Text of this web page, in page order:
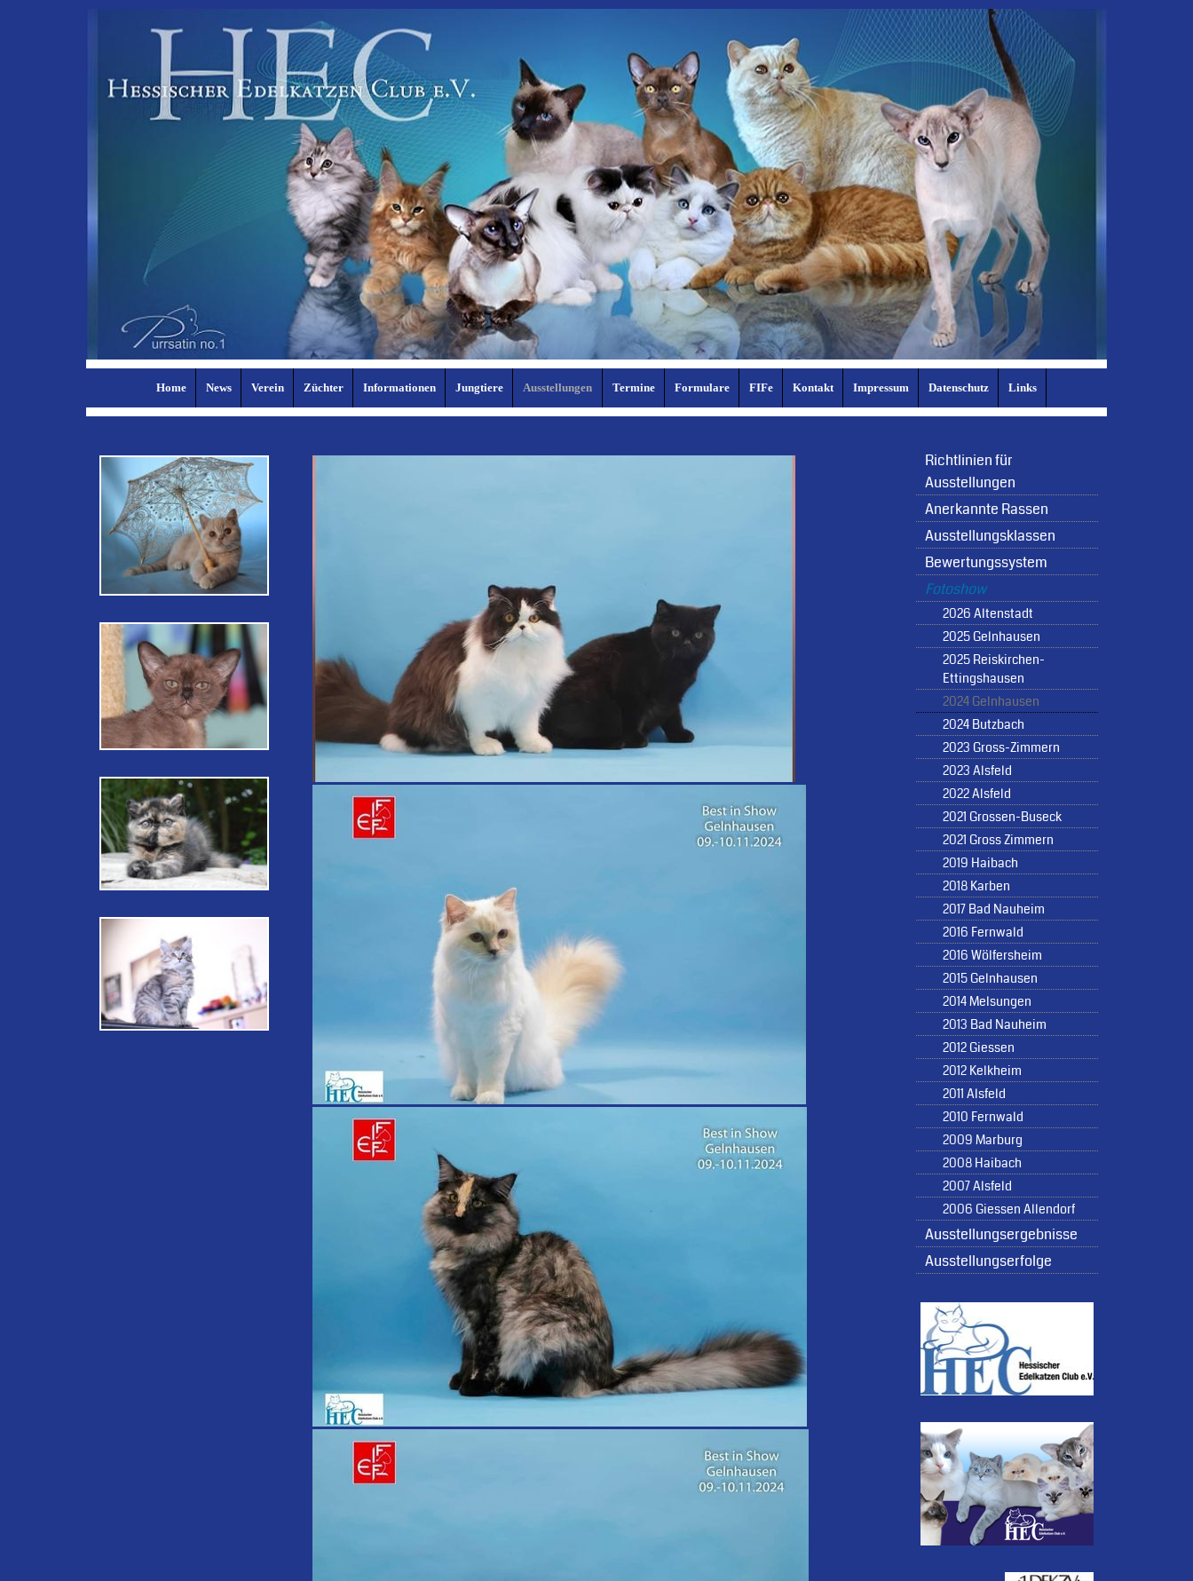
Home News Verein Züchter Informationen Jungtiere Ausstellungen Termine Formulare FIFe Kontakt Impressum Datenschutz Links
Richtlinien für
Ausstellungen
Anerkannte Rassen
Ausstellungsklassen
Bewertungssystem
Fotoshow
2026 Altenstadt
2025 Gelnhausen
2025 Reiskirchen-
Ettingshausen
2024 Gelnhausen
2024 Butzbach
2023 Gross-Zimmern
2023 Alsfeld
2022 Alsfeld
2021 Grossen-Buseck
2021 Gross Zimmern
2019 Haibach
2018 Karben
2017 Bad Nauheim
2016 Fernwald
2016 Wölfersheim
2015 Gelnhausen
2014 Melsungen
2013 Bad Nauheim
2012 Giessen
2012 Kelkheim
2011 Alsfeld
2010 Fernwald
2009 Marburg
2008 Haibach
2007 Alsfeld
2006 Giessen Allendorf
Ausstellungsergebnisse
Ausstellungserfolge